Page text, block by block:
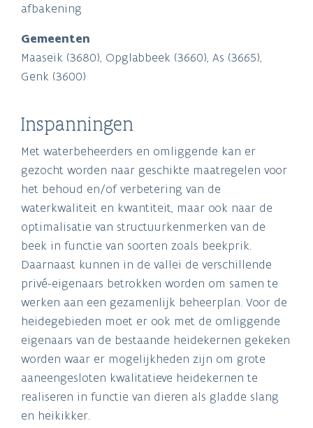
afbakening
Gemeenten
Maaseik (3680), Opglabbeek (3660), As (3665),
Genk (3600)
Inspanningen
Met waterbeheerders en omliggende kan er
gezocht worden naar geschikte maatregelen voor
het behoud en/of verbetering van de
waterkwaliteit en kwantiteit, maar ook naar de
optimalisatie van structuurkenmerken van de
beek in functie van soorten zoals beekprik.
Daarnaast kunnen in de vallei de verschillende
privé-eigenaars betrokken worden om samen te
werken aan een gezamenlijk beheerplan. Voor de
heidegebieden moet er ook met de omliggende
eigenaars van de bestaande heidekernen gekeken
worden waar er mogelijkheden zijn om grote
aaneengesloten kwalitatieve heidekernen te
realiseren in functie van dieren als gladde slang
en heikikker.